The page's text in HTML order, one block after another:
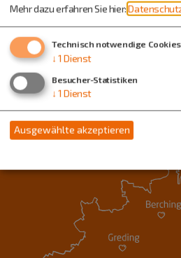
Eine Kopie dieser E-Mail wird an Ihre
Mehr dazu erfahren Sie hier:
Technisch notwendige Cookies
↓ 1 Dienst
Besucher-Statistiken
↓ 1 Dienst
Ausgewählte akzeptieren